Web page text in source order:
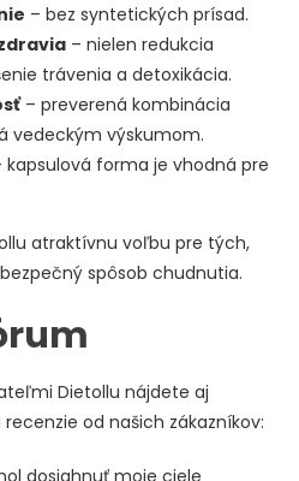
– bez syntetických prísad.
– nielen redukcia
trávenia a detoxikácia.
– preverená kombinácia
vedeckým výskumom.
forma je vhodná pre
atraktívnu voľbu pre tých,
spôsob chudnutia.
Dietollu nájdete aj
od našich zákazníkov:
dosiahnuť moje ciele